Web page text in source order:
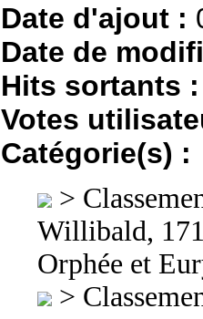
Date d'ajout :
Date de
Hits sortants :
Votes
Catégorie(s) :
>
Willibald,
Orphée et
>